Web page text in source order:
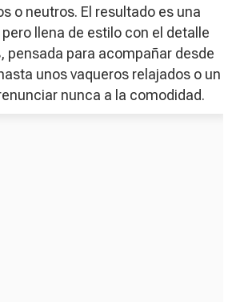
o neutros. El resultado es una
llena de estilo con el detalle
pensada para acompañar desde
unos vaqueros relajados o un
nunca a la comodidad.